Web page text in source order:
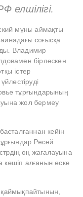
елшілігі.
мұны аймақты
соғысқа
Владимир
бірлескен
істер
тұрғындарының
жол бермеу
кейін
Ресей
оң жағалауына
алғанын еске